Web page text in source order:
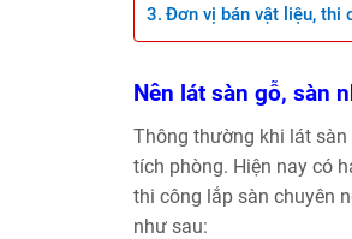
Đơn vị bán vật liệu, thi
Nên lát sàn gỗ, sàn
Thông thường khi lát
tích phòng. Hiện nay có
thi công lắp sàn chuyên
như sau: